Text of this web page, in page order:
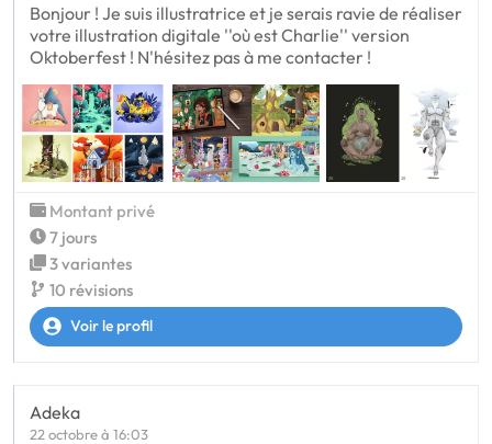
Bonjour ! Je suis illustratrice et je serais ravie de réaliser
votre illustration digitale ''où est Charlie'' version
Oktoberfest ! N'hésitez pas à me contacter !
Montant privé
7 jours
3 variantes
10 révisions
Voir le profil
Adeka
22 octobre à 16:03